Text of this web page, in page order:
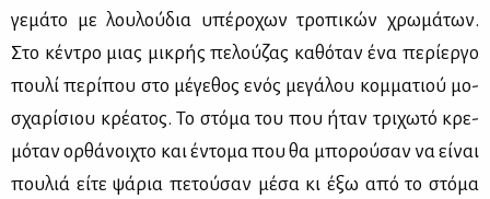
γε­μά­το με λου­λού­δια υπέ­ρο­χων τρο­πι­κών χρω­μά­των.
Στο κέ­ντρο μιας μι­κρής πε­λού­ζας κα­θό­ταν ένα πε­ρί­ερ­γο
που­λί πε­ρί­που στο μέ­γε­θος ενός με­γά­λου κομ­μα­τιού μο­
σχα­ρί­σιου κρέ­α­τος. Το στό­μα του που ήταν τρι­χω­τό κρε­
μό­ταν ορ­θά­νοι­χτο και έντο­μα που θα μπο­ρού­σαν να εί­ναι
που­λιά εί­τε ψά­ρια πε­τού­σαν μέ­σα κι έξω από το στό­μα